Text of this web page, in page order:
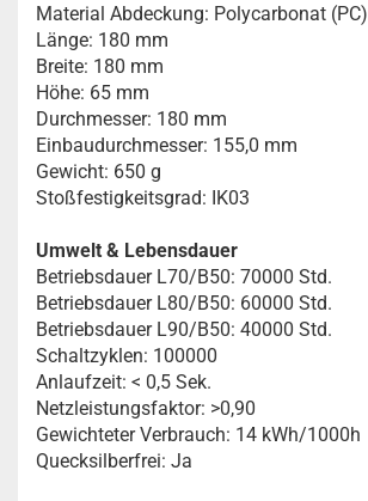
Material Abdeckung: Polycarbonat (PC)
Länge: 180 mm
Breite: 180 mm
Höhe: 65 mm
Durchmesser: 180 mm
Einbaudurchmesser: 155,0 mm
Gewicht: 650 g
Stoßfestigkeitsgrad: IK03
Umwelt & Lebensdauer
Betriebsdauer L70/B50: 70000 Std.
Betriebsdauer L80/B50: 60000 Std.
Betriebsdauer L90/B50: 40000 Std.
Schaltzyklen: 100000
Anlaufzeit: < 0,5 Sek.
Netzleistungsfaktor: >0,90
Gewichteter Verbrauch: 14 kWh/1000h
Quecksilberfrei: Ja